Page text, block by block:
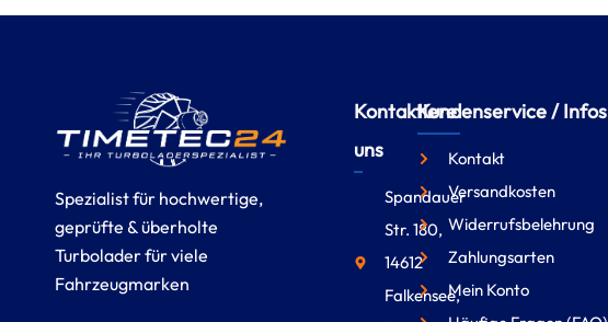
Spezialist für hochwertige,
geprüfte & überholte
Turbolader für viele
Fahrzeugmarken
Kontaktiere
uns
Spandauer
Str. 180,
14612
Falkensee,
Kundenservice / Infos
Kontakt
Versandkosten
Widerrufsbelehrung
Zahlungsarten
Mein Konto